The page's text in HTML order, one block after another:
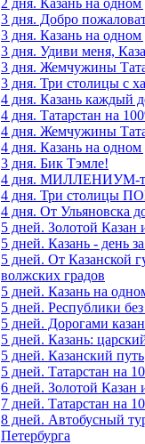
2 дня. Казань на
3 дня. Добро
3 дня. Казань на
3 дня. Удиви меня,
3 дня. Жемчужины
3 дня. Три столицы с
4 дня. Казань каждый
4 дня. Татарстан на
4 дня. Жемчужины
4 дня. Казань на
3 дня. Бик Тэмле!
4 дня. МИЛЛЕНИУМ-
4 дня. Три столицы
4 дня. От Ульяновска
5 дней. Золотой Казан
5 дней. Казань - день
5 дней. От Казанской
волжских градов
5 дней. Казань на
5 дней. Республики
5 дней. Дорогами
5 дней. Казань:
5 дней. Казанский путь
5 дней. Татарстан на
6 дней. Золотой Казан
7 дней. Татарстан на
8 дней. Автобусный
Петербурга